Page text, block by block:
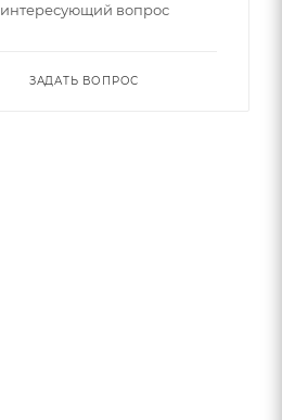
интересующий вопрос
ЗАДАТЬ ВОПРОС